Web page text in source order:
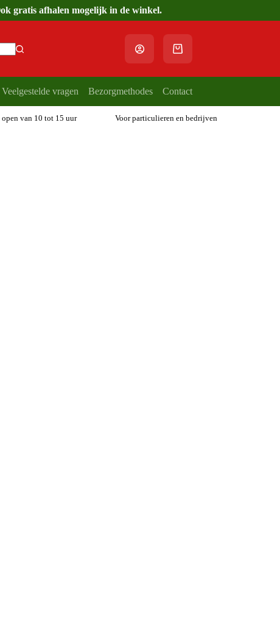
gratis afhalen mogelijk in de winkel.
Winkelwagen
Veelgestelde vragen Bezorgmethodes Contact
van 10 tot 15 uur Voor particulieren en bedrijven